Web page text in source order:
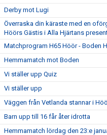
Derby mot Lugi
Överraska din käraste med en
Höörs Gästis i Alla Hjärtans
Matchprogram H65 Höör - Boden
Hemmamatch mot Boden
Vi ställer upp Quiz
Vi ställer upp
Väggen från Vetlanda stannar i
Barn upp till 16 får åter idrotta
Hemmamatch lördag den 23:e